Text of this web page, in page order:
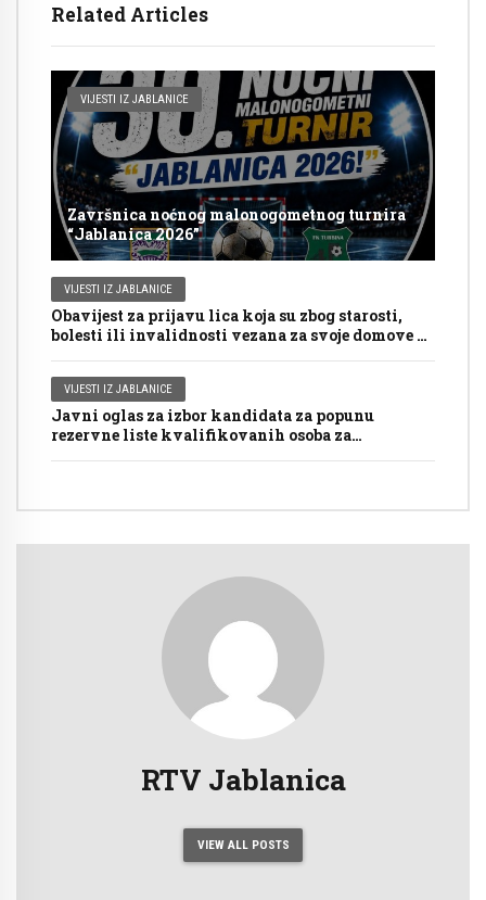
Related Articles
VIJESTI IZ JABLANICE
Završnica noćnog malonogometnog turnira
“Jablanica 2026”
VIJESTI IZ JABLANICE
Obavijest za prijavu lica koja su zbog starosti,
bolesti ili invalidnosti vezana za svoje domove za
izborima 2026. godine
VIJESTI IZ JABLANICE
Javni oglas za izbor kandidata za popunu
rezervne liste kvalifikovanih osoba za
RTV Jablanica
VIEW ALL POSTS